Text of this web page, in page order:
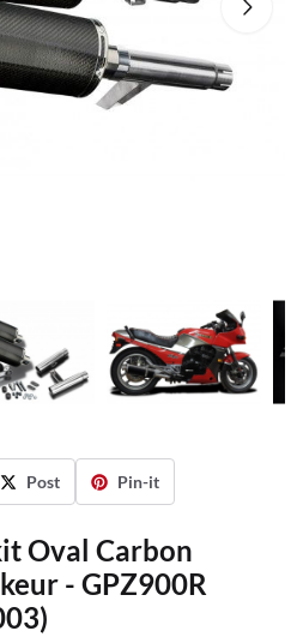
Post Pin-it
Oval Carbon
- GPZ900R